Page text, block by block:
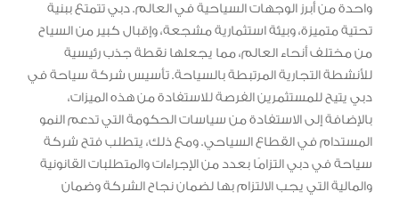
واحدة من أبرز الوجهات السياحية في العالم. دبي تتمتع ببنية
تحتية متميزة، وبيئة استثمارية مشجعة، وإقبال كبير من السياح
من مختلف أنحاء العالم، مما يجعلها نقطة جذب رئيسية
للأنشطة التجارية المرتبطة بالسياحة. تأسيس شركة سياحة في
دبي يتيح للمستثمرين الفرصة للاستفادة من هذه الميزات،
بالإضافة إلى الاستفادة من سياسات الحكومة التي تدعم النمو
المستدام في القطاع السياحي. ومع ذلك، يتطلب فتح شركة
سياحة في دبي التزامًا بعدد من الإجراءات والمتطلبات القانونية
والمالية التي يجب الالتزام بها لضمان نجاح الشركة وضمان